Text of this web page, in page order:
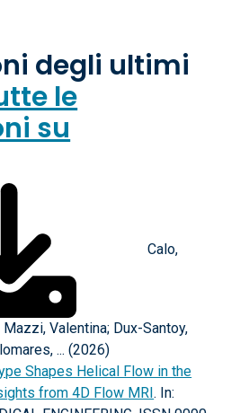
degli ultimi
le
su
Calo,
Mazzi, Valentina; Dux-Santoy,
... (2026)
Shapes Helical Flow in the
from 4D Flow MRI. In: